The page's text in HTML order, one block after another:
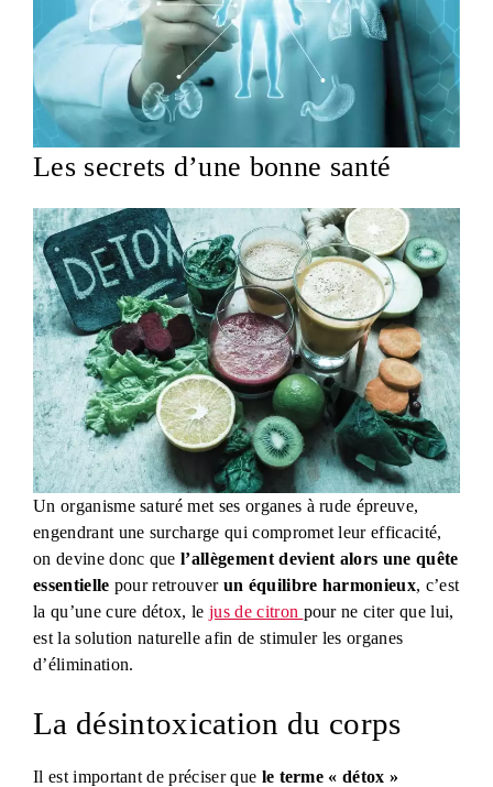
Les secrets d’une bonne santé
Un organisme saturé met ses organes à rude épreuve,
engendrant une surcharge qui compromet leur efficacité,
on devine donc quel’allègement devient alors une quête
essentielle pour retrouver un équilibre harmonieux, c’est
la qu’une cure détox, lejus de citron pour ne citer que lui,
est la solution naturelle afin de stimuler les organes
d’élimination.
La désintoxication du corps
​Il est important de préciser que le terme « détox »